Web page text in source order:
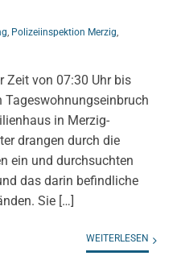
, Polizeiinspektion Merzig,
Zeit von 07:30 Uhr bis
Tageswohnungseinbruch
in Merzig-
drangen durch die
ein und durchsuchten
das darin befindliche
Sie […]
WEITERLESEN